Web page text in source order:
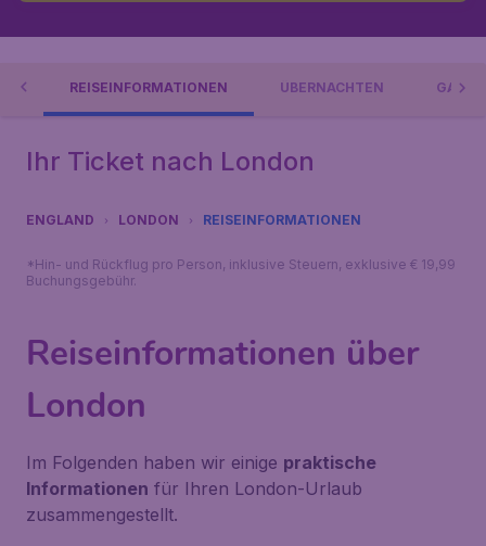
REISEINFORMATIONEN ÜBERNACHTEN
Ihr Ticket nach London
ENGLAND LONDON REISEINFORMATIONEN
*Hin- und Rückflug pro Person, inklusive Steuern, exklusive € 19,99
Buchungsgebühr.
Reiseinformationen über
London
Im Folgenden haben wir einige praktische
Informationen für Ihren London-Urlaub
zusammengestellt.